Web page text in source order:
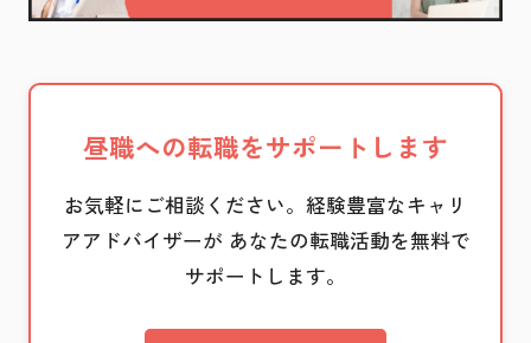
昼職への転職をサポートします
お気軽にご相談ください。経験豊富なキャリ
アアドバイザーが あなたの転職活動を無料で
サポートします。